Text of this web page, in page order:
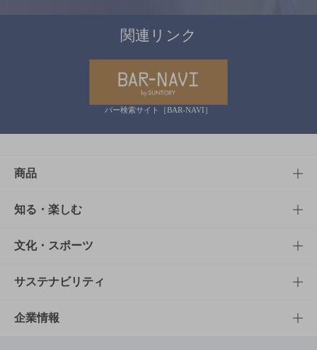
関連リンク
バー検索サイト［BAR-NAVI］
商品
商品TOP
商品一覧
商品発売情報
栄養成分一覧
知る・楽しむ
知る・楽しむTOP
キャンペーン
工場見学
文化・スポーツ
文化・スポーツTOP
サントリーホール
サステナビリティ
サステナビリティTOP
企業情報